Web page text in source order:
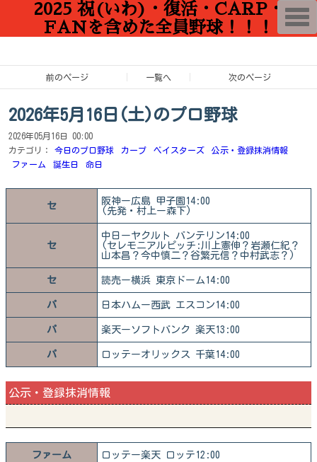
2025 祝(いわ)・復活・CARP・
FANを含めた全員野球！！！
前のページ 一覧へ 次のページ
2026年5月16日(土)のプロ野球
2026年05月16日 00:00
カテゴリ：
今日のプロ野球 カープ ベイスターズ
公示・登録抹消情報
ファーム
誕生日 命日
セ
阪神ー広島 甲子園14:00
(先発・村上ー森下)
セ
中日ーヤクルト バンテリン14:00
(セレモニアルピッチ:川上憲伸？岩瀬仁紀？
山本昌？今中慎二？谷繁元信？中村武志？)
セ 読売ー横浜 東京ドーム14:00
パ 日本ハムー西武 エスコン14:00
パ 楽天ーソフトバンク 楽天13:00
パ ロッテーオリックス 千葉14:00
公示・登録抹消情報
ファーム ロッテー楽天 ロッテ12:00
T
o
g
e
a